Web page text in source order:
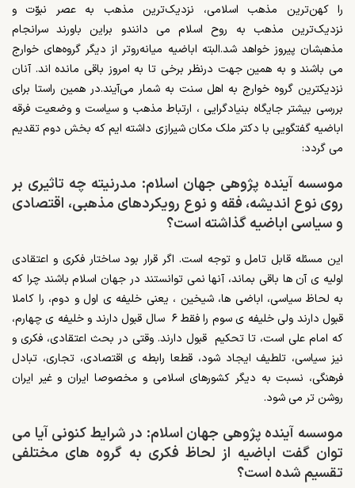
را کهن‌ترین مذهب اسلامی، نزدیک‌ترین مذهب به عصر نبوّت و
نزدیک‌ترین مذهب به روح اسلام می دانندو براین باورند سرانجام
مذهبشان پیروز خواهد شد.البته اباضیه میانه‌روتر از دیگر گروه‌های خوارج
می باشند و به همین جهت درنظر برخی تا به امروز باقی مانده اند. آنان
نزدیکترین گروه خوارج به اهل سنت به شمار می‌آیند.در همین راستا برای
بررسی بیشتر جایگاه بنیادگرایی ، ارتباط مذهب و سیاست و وضعیت فرقه
اباضیه گفتگویی با دکتر ملک مکان شیرازی داشته ایم که بخش دوم تقدیم
می گردد:
موسسه آینده پژوهی جهان اسلام: مدرنیته چه تاثیری بر
روی نوع اندیشه، فقه و نوع رویکردهای مذهبی، اقتصادی
و سیاسی اباضیه گذاشته است؟
این مسئله قابل تامل و توجه است. اگر قرار بود ساختار فکری و اعتقادی
اولیه ی آن ها باقی بماند، آنها نمی توانستند در جهان اسلام باشند چرا که
به لحاظ سیاسی، اباضی ها، شیخین ، یعنی خلیفه ی اول و دوم، را کاملا
قبول دارند ولی خلیفه ی سوم را فقط ۶ سال قبول دارند و خلیفه ی چهارم،
که امام علی است، تا تحکیم قبول دارند. وقتی در بحث اعتقادی، فکری و
نیز سیاسی، تلطیف ایجاد شود، قطعا رابطه ی اقتصادی، تجاری، تبادل
فرهنگی، نسبت به دیگر کشورهای اسلامی و مخصوصا ایران و غیر ایران
روشن تر می شود.
موسسه آینده پژوهی جهان اسلام: در شرایط کنونی آیا می
توان گفت اباضیه از لحاظ فکری به گروه های مختلفی
تقسیم شده است؟